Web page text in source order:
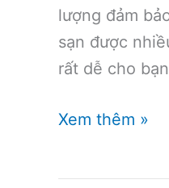
lượng đảm
sạn được
rất dễ cho
Khách
Xem thêm »